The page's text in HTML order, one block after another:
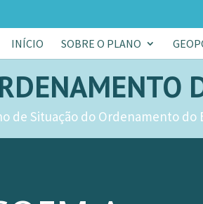
INÍCIO SOBRE O PLANO
de Situação do Ordenamento